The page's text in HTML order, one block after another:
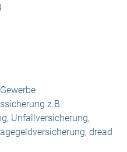
z.B.
Unfallversicherung,
dread